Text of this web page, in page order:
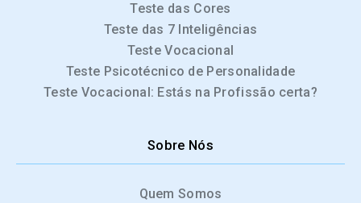
Teste das Cores
Teste das 7 Inteligências
Teste Vocacional
Teste Psicotécnico de Personalidade
Teste Vocacional: Estás na Profissão certa?
Sobre Nós
Quem Somos